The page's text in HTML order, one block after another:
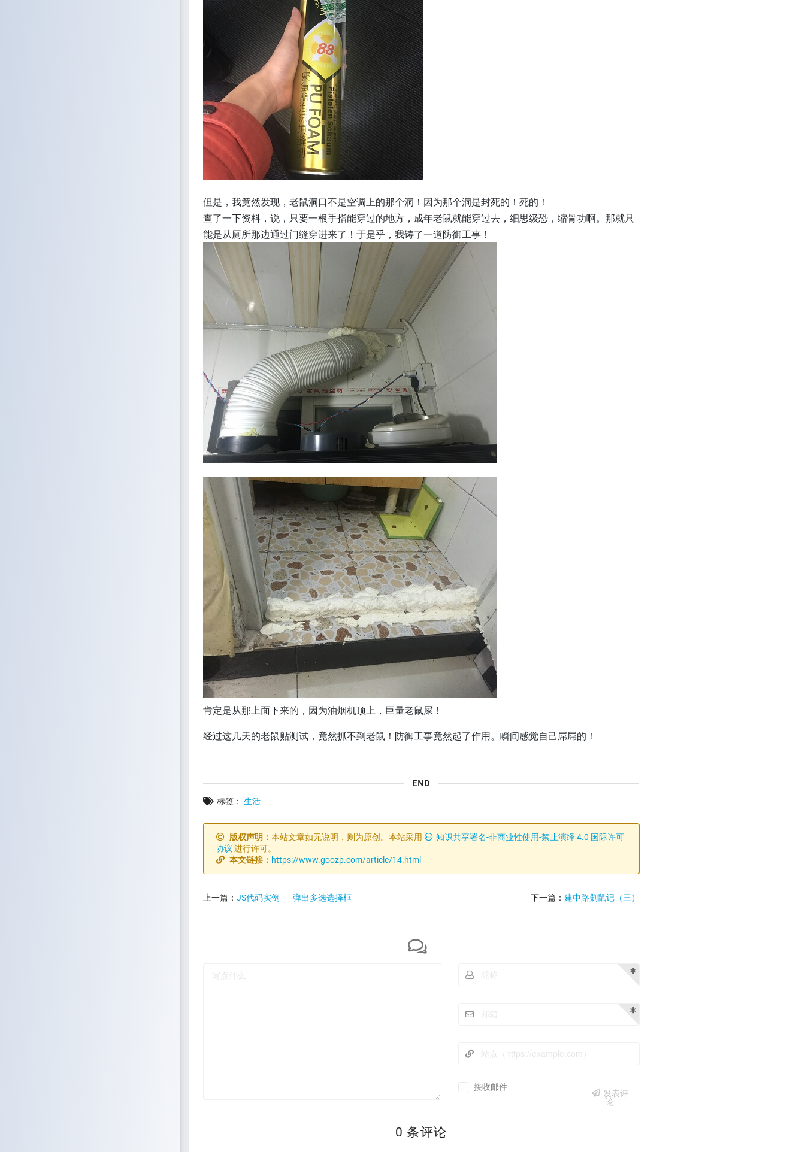
但是，我竟然发现，老鼠洞口不是空调上的那个洞！因为那个洞是封死的！死的！
查了一下资料，说，只要一根手指能穿过的地方，成年老鼠就能穿过去，细思级恐，缩骨功啊。那就只
能是从厕所那边通过门缝穿进来了！于是乎，我铸了一道防御工事！
肯定是从那上面下来的，因为油烟机顶上，巨量老鼠屎！
经过这几天的老鼠贴测试，竟然抓不到老鼠！防御工事竟然起了作用。瞬间感觉自己屌屌的！
END
标签：生活
版权声明：本站文章如无说明，则为原创。本站采用
知识共享署名-非商业性使用-禁止演绎 4.0 国际许可
协议 进行许可。
本文链接： https://www.goozp.com/article/14.html
上一篇： JS代码实例——弹出多选选择框 下一篇： 建中路剿鼠记（三）
接收邮件 发表评
论
0 条评论